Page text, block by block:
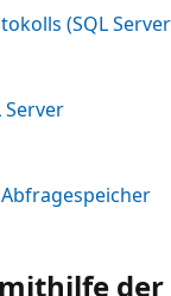
(SQL Server
der